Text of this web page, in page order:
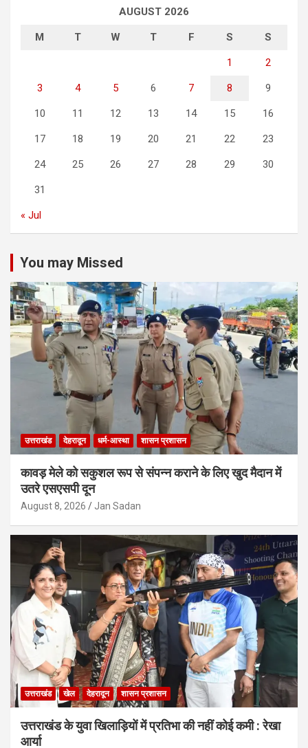
AUGUST 2026
M T W T F S S
1 2
3 4 5 6 7 8 9
10 11 12 13 14 15 16
17 18 19 20 21 22 23
24 25 26 27 28 29 30
31
« Jul
You may Missed
उत्तराखंड देहरादून धर्म-आस्था शासन प्रशासन
कावड़ मेले को सकुशल रूप से संपन्न कराने के लिए खुद मैदान में
उतरे एसएसपी दून
August 8, 2026 Jan Sadan
उत्तराखंड खेल देहरादून शासन प्रशासन
उत्तराखंड के युवा खिलाड़ियों में प्रतिभा की नहीं कोई कमी : रेखा
आर्या